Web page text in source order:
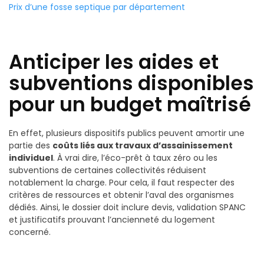
Prix d’une fosse septique par département
Anticiper les aides et
subventions disponibles
pour un budget maîtrisé
En effet, plusieurs dispositifs publics peuvent amortir une
partie des coûts liés aux travaux d’assainissement
individuel. À vrai dire, l’éco-prêt à taux zéro ou les
subventions de certaines collectivités réduisent
notablement la charge. Pour cela, il faut respecter des
critères de ressources et obtenir l’aval des organismes
dédiés. Ainsi, le dossier doit inclure devis, validation SPANC
et justificatifs prouvant l’ancienneté du logement
concerné.